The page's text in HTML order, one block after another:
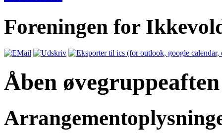
Foreningen for
Åben øvegruppeaften